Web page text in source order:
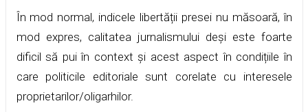
În mod normal, indicele libertății presei nu măsoară, în
mod expres, calitatea jurnalismului deși este foarte
dificil să pui în context și acest aspect în condițiile în
care politicile editoriale sunt corelate cu interesele
proprietarilor/oligarhilor.